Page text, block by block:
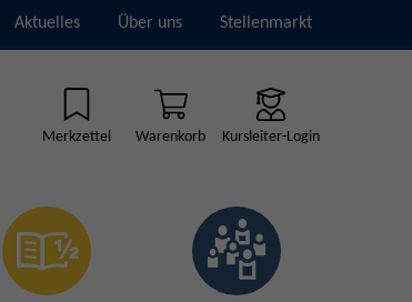
Aktuelles Über uns Stellenmarkt
Merkzettel Warenkorb Kursleiter-Login